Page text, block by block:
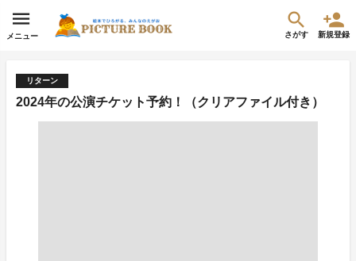
メニュー さがす 新規登録
リターン
2024年の公演チケット予約！（クリアファイル付き）